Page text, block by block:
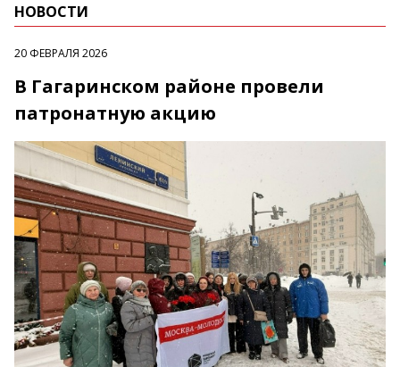
НОВОСТИ
20 ФЕВРАЛЯ 2026
В Гагаринском районе провели
патронатную акцию